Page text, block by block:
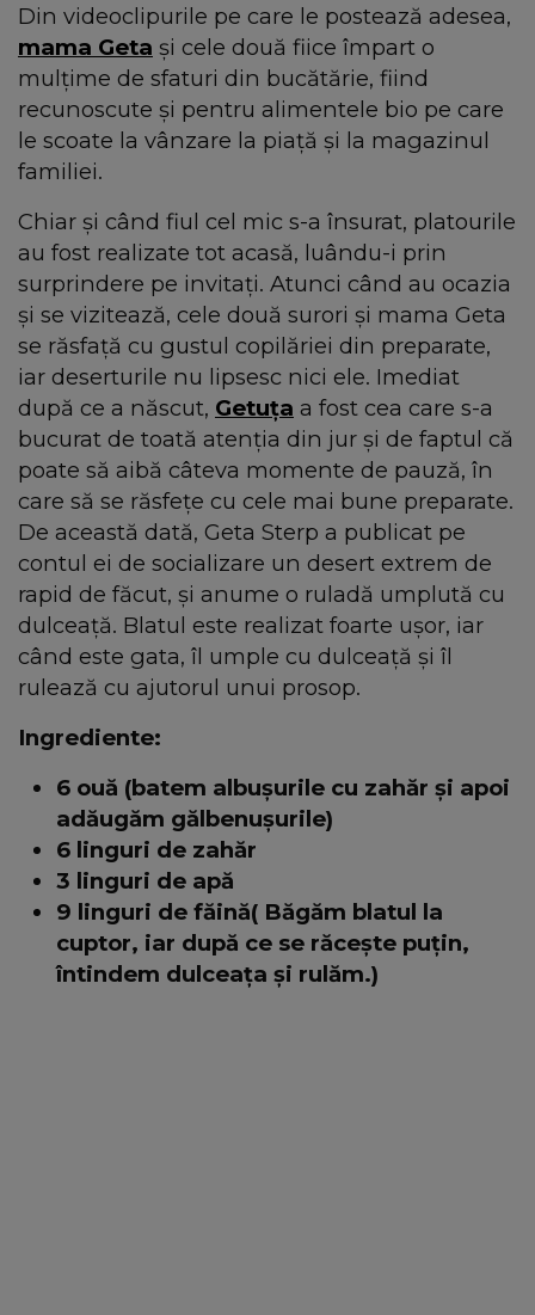
Din videoclipurile pe care le postează adesea,
mama Geta și cele două fiice împart o
mulțime de sfaturi din bucătărie, fiind
recunoscute și pentru alimentele bio pe care
le scoate la vânzare la piață și la magazinul
familiei.
Chiar și când fiul cel mic s-a însurat, platourile
au fost realizate tot acasă, luându-i prin
surprindere pe invitați. Atunci când au ocazia
și se vizitează, cele două surori și mama Geta
se răsfață cu gustul copilăriei din preparate,
iar deserturile nu lipsesc nici ele. Imediat
după ce a născut, Getuța a fost cea care s-a
bucurat de toată atenția din jur și de faptul că
poate să aibă câteva momente de pauză, în
care să se răsfețe cu cele mai bune preparate.
De această dată, Geta Sterp a publicat pe
contul ei de socializare un desert extrem de
rapid de făcut, și anume o ruladă umplută cu
dulceață. Blatul este realizat foarte ușor, iar
când este gata, îl umple cu dulceață și îl
rulează cu ajutorul unui prosop.
Ingrediente:
6 ouă (batem albușurile cu zahăr și apoi
adăugăm gălbenușurile)
6 linguri de zahăr
3 linguri de apă
9 linguri de făină( Băgăm blatul la
cuptor, iar după ce se răcește puțin,
întindem dulceața și rulăm.)